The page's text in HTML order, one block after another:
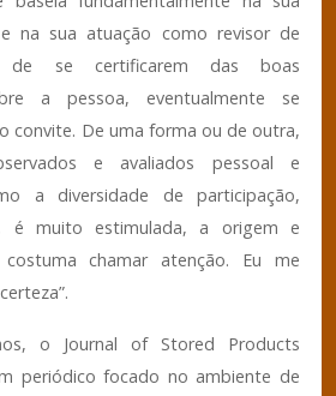
na sua atuação como revisor de
de se certificarem das boas
a pessoa, eventualmente se
convite. De uma forma ou de outra,
e avaliados pessoal e
a diversidade de participação,
é muito estimulada, a origem e
costuma chamar atenção. Eu me
o Journal of Stored Products
periódico focado no ambiente de